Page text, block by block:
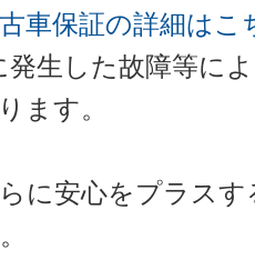
車保証の詳細はこ
発生した故障等に
ます。
に安心をプラス